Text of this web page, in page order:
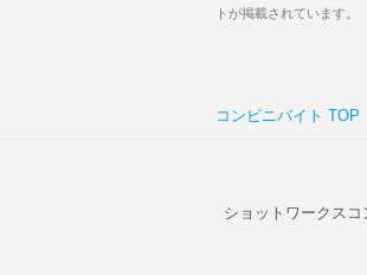
トが掲載されています。
コンビニバイト TOP
ショットワークスコ